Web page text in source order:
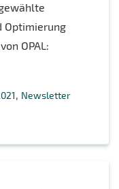
Optimierung
OPAL:
, Newsletter